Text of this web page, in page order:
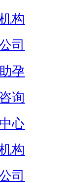
构
司
孕
询
心
构
司